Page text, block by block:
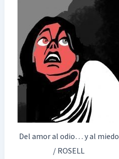
Del amor al odio… y al miedo
/ ROSELL